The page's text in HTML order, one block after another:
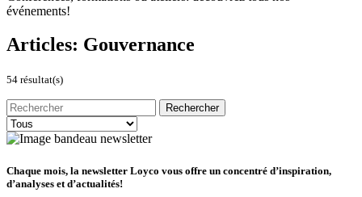
événements!
Articles: Gouvernance
54 résultat(s)
Chaque mois, la newsletter Loyco vous offre un concentré d’inspiration,
d’analyses et d’actualités!